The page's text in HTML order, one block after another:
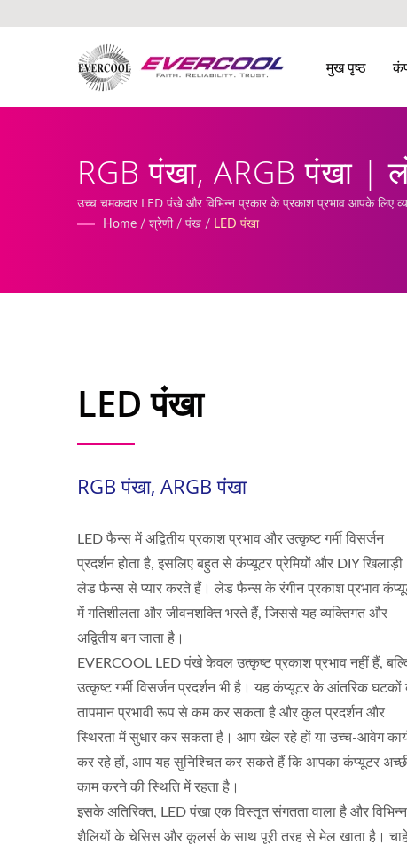
मुख पृष्ठ
RGB पंखा, ARGB पंखा |
उच्च चमकदार LED पंखे और विभिन्न प्रकार के प्रकाश प्रभाव आपके लिए
Home / श्रेणी / पंख / LED पंखा
LED पंखा
RGB पंखा, ARGB पंखा
LED फैन्स में अद्वितीय प्रकाश प्रभाव और उत्कृष्ट गर्मी विसर्जन
प्रदर्शन होता है, इसलिए बहुत से कंप्यूटर प्रेमियों और DIY खिलाड़ी
लेड फैन्स से प्यार करते हैं। लेड फैन्स के रंगीन प्रकाश प्रभाव
में गतिशीलता और जीवनशक्ति भरते हैं, जिससे यह व्यक्तिगत और
अद्वितीय बन जाता है।
EVERCOOL LED पंखे केवल उत्कृष्ट प्रकाश प्रभाव नहीं हैं,
उत्कृष्ट गर्मी विसर्जन प्रदर्शन भी है। यह कंप्यूटर के आंतरिक घटकों
तापमान प्रभावी रूप से कम कर सकता है और कुल प्रदर्शन और
स्थिरता में सुधार कर सकता है। आप खेल रहे हों या उच्च-आवेग
कर रहे हों, आप यह सुनिश्चित कर सकते हैं कि आपका कंप्यूटर
काम करने की स्थिति में रहता है।
इसके अतिरिक्त, LED पंखा एक विस्तृत संगतता वाला है और विभिन्न
शैलियों के चेसिस और कूलर्स के साथ पूरी तरह से मेल खाता है।